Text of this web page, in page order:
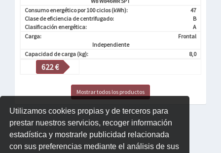
Utilizamos cookies propias y de terceros para
prestar nuestros servicios, recoger información
estadística y mostrarle publicidad relacionada
con sus preferencias mediante el análisis de sus
Consumo energético por 100 ciclos (kWh):
47
Clase de eficiencia de centrifugado:
B
Clasificación energética:
A
Carga:
Frontal
Independiente
Capacidad de carga (kg):
8,0
622 €
Mostrar todos los productos